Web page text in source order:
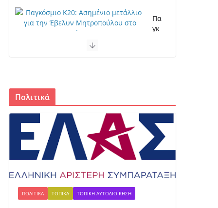
Πα
γκ
ο
με
τά
λλ
ιο
γι
Πολιτικά
ΠΟΛΙΤΙΚΆ ΤΟΠΙΚΆ ΤΟΠΙΚΉ ΑΥΤΟΔΙΟΊΚΗΣΗ